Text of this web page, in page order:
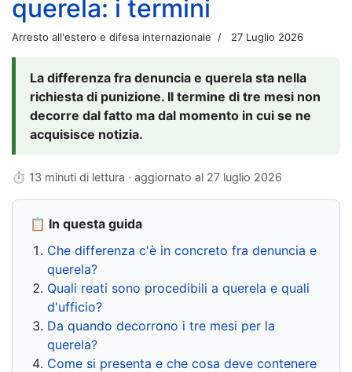
querela: i termini
Arresto all'estero e difesa internazionale 27 Luglio 2026
La differenza fra denuncia e querela sta nella
richiesta di punizione. Il termine di tre mesi non
decorre dal fatto ma dal momento in cui se ne
acquisisce notizia.
⏱ 13 minuti di lettura · aggiornato al 27 luglio 2026
📋 In questa guida
Che differenza c'è in concreto fra denuncia e
querela?
Quali reati sono procedibili a querela e quali
d'ufficio?
Da quando decorrono i tre mesi per la
querela?
Come si presenta e che cosa deve contenere